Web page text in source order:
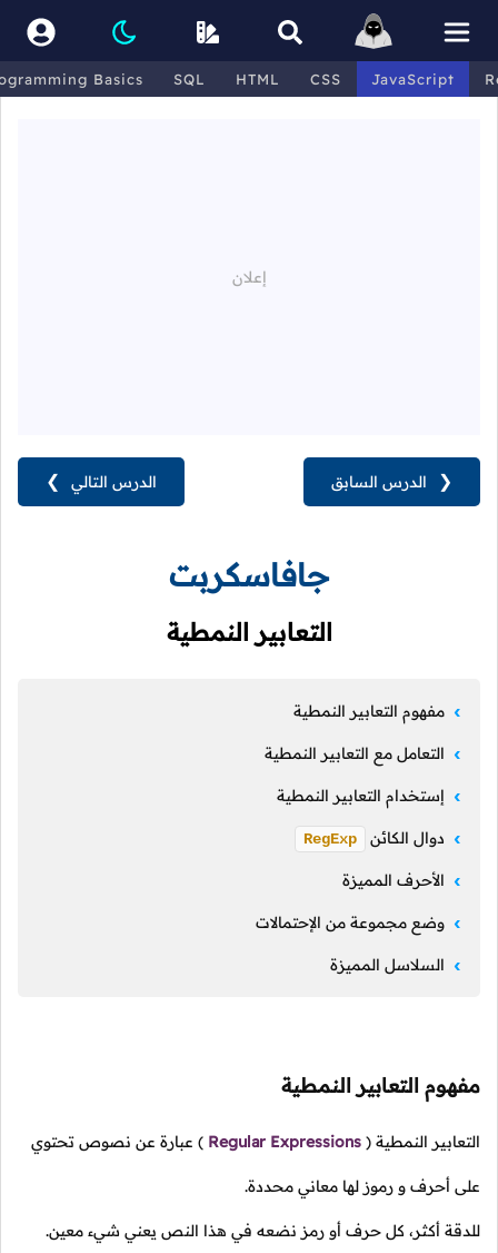
Basics SQL HTML CSS JavaScript
الدرس التالي ❯ ❮ الدرس السابق
جافاسكربت
التعابير النمطية
مفهوم التعابير النمطية
التعامل مع التعابير النمطية
إستخدام التعابير النمطية
دوال الكائن RegExp
الأحرف المميزة
وضع مجموعة من الإحتمالات
السلاسل المميزة
مفهوم التعابير النمطية
التعابير النمطية (
Regular Expressions
) عبارة عن نصوص تحتوي
على أحرف و رموز لها معاني محددة.
للدقة أكثر، كل حرف أو رمز نضعه في هذا النص يعني شيء معين.